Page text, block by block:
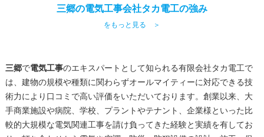
三郷の電気工事会社タカ電工の強み
をもっと見る ＞
三郷で電気工事のエキスパートとして知られる有限会社タカ電工で
は、建物の規模や種類に関わらずオールマイティーに対応できる技
術力により口コミで高い評価をいただいております。創業以来、大
手商業施設や病院、学校、プラントやテナント、企業様といった比
較的大規模な電気関連工事を請け負ってきた経験と実績を有してお